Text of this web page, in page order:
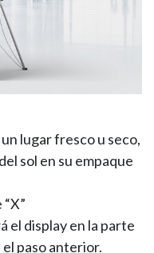
lugar fresco u seco,
sol en su empaque
el display en la parte
paso anterior.